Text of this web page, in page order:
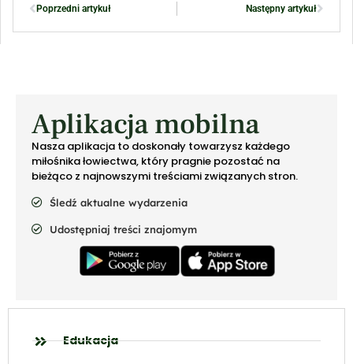
Poprzedni artykuł Następny artykuł
Aplikacja mobilna
Nasza aplikacja to doskonały towarzysz każdego
miłośnika łowiectwa, który pragnie pozostać na
bieżąco z najnowszymi treściami związanych stron.
Śledź aktualne wydarzenia
Udostępniaj treści znajomym
Edukacja